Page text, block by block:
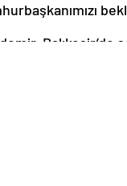
Balıkesir’de